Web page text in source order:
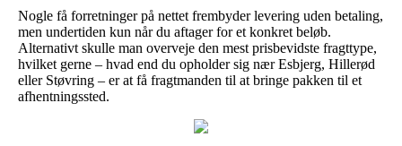
Nogle få forretninger på nettet frembyder levering uden betaling,
men undertiden kun når du aftager for et konkret beløb.
Alternativt skulle man overveje den mest prisbevidste fragttype,
hvilket gerne – hvad end du opholder sig nær Esbjerg, Hillerød
eller Støvring – er at få fragtmanden til at bringe pakken til et
afhentningssted.